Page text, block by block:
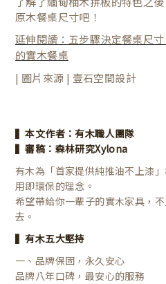
原木餐桌尺寸吧！
延伸閱讀：五步驟決定餐桌尺
的實木餐桌
| 圖片來源 | 壹石空間設計
▍本文作者：有木職人團隊
▍審稿：森林研究Xylona
有木為「首家提供純推油不上漆
用即環保的理念。
希望帶給你一輩子的實木家具，
去。
▍有木五大堅持
一、品牌保固， 永久安心
品牌八年口碑，最安心的服務